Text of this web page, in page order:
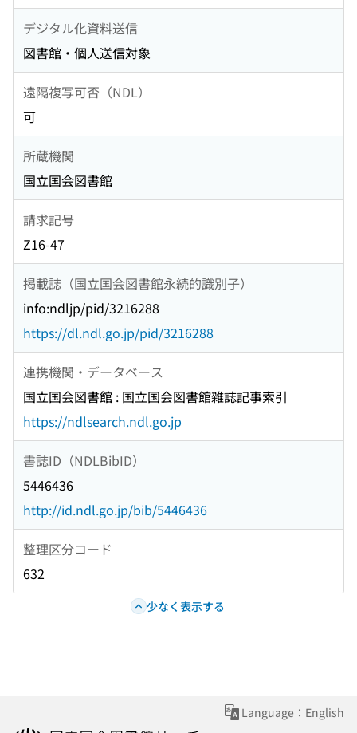
デジタル化資料送信
図書館・個人送信対象
遠隔複写可否（NDL）
可
所蔵機関
国立国会図書館
請求記号
Z16-47
掲載誌（国立国会図書館永続的識別子）
info:ndljp/pid/3216288
https://dl.ndl.go.jp/pid/3216288
連携機関・データベース
国立国会図書館 : 国立国会図書館雑誌記事索引
https://ndlsearch.ndl.go.jp
書誌ID（NDLBibID）
5446436
http://id.ndl.go.jp/bib/5446436
整理区分コード
632
少なく表示する
Language：English